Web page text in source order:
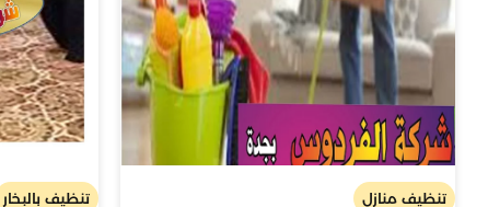
تنظيف منازل تنظيف بالبخار